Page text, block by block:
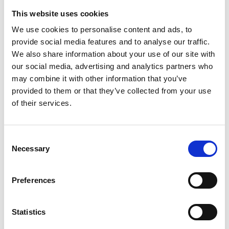
This website uses cookies
We use cookies to personalise content and ads, to
provide social media features and to analyse our traffic.
We also share information about your use of our site with
our social media, advertising and analytics partners who
may combine it with other information that you’ve
provided to them or that they’ve collected from your use
of their services.
Selection
Necessary
Preferences
Statistics
TEE – DARK OLIVE
42,00€ Original
price
was:
42,00 €.
21,00€Current
price
is:
21,00 €.
TEE – BLACK
42,00€
Original
price
was:
42,00 €.
20,00€Current
price
is:
20,00 €.
DARK OLIVE
Original
37,00€Current